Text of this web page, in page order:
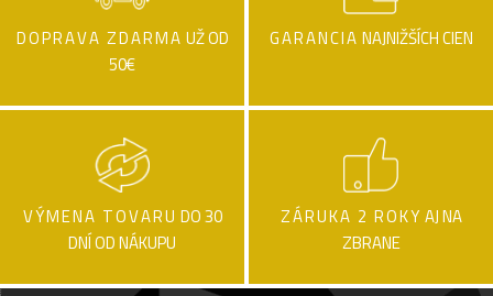
DOPRAVA ZDARMA UŽ OD
50€
GARANCIA NAJNIŽŠÍCH CIEN
VÝMENA TOVARU DO 30
DNÍ OD NÁKUPU
ZÁRUKA 2 ROKY AJ NA
ZBRANE